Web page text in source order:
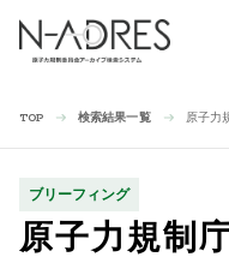
TOP 検索結果一覧 原子力
ブリーフィング
原子力規制